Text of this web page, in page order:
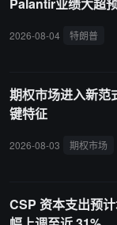
2026-08-04 特朗普
期权市场进入新范
键特征
2026-08-03 期权市场
CSP 资本支出预